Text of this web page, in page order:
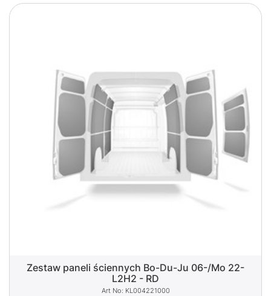
Zestaw paneli ściennych Bo-Du-Ju 06-/Mo 22-
L2H2 - RD
KL004221000